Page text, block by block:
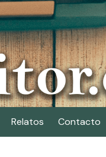
Relatos Contacto